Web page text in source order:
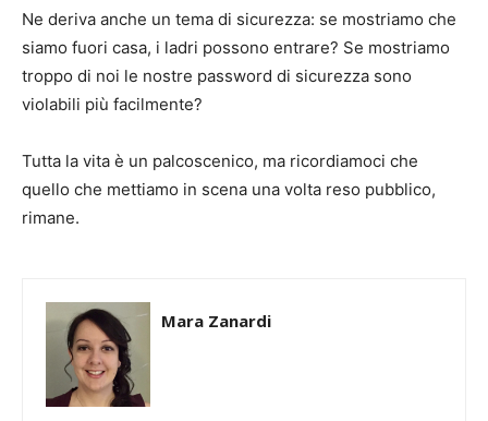
Ne deriva anche un tema di sicurezza: se mostriamo che
siamo fuori casa, i ladri possono entrare? Se mostriamo
troppo di noi le nostre password di sicurezza sono
violabili più facilmente?
Tutta la vita è un palcoscenico, ma ricordiamoci che
quello che mettiamo in scena una volta reso pubblico,
rimane.
Mara Zanardi